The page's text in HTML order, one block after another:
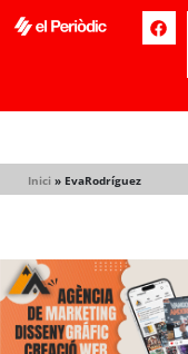
Inici » EvaRodríguez